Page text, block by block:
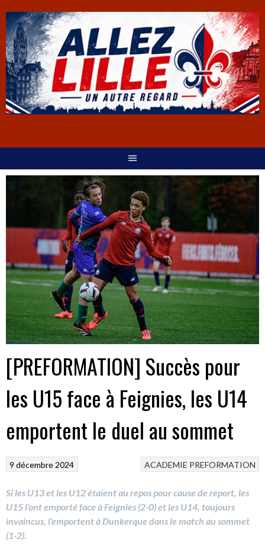
[PREFORMATION] Succès pour
les U15 face à Feignies, les U14
emportent le duel au sommet
ACADEMIE PREFORMATION
9 décembre 2024
Si les U13 et les U12 étaient au repos pour cause de report, les
U15 l’ont emporté face à Feignies (2-0) et les U14, toujours
invaincus, l’emportent à Dunkerque dans le match au sommet
(1-2).